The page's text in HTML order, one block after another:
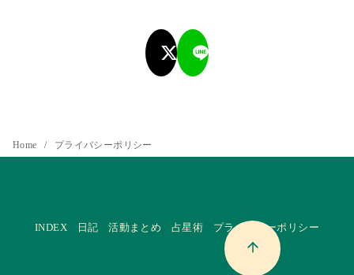
Home プライバシーポリシー
INDEX 日記 活動まとめ 占星術 プライバシーポリシー